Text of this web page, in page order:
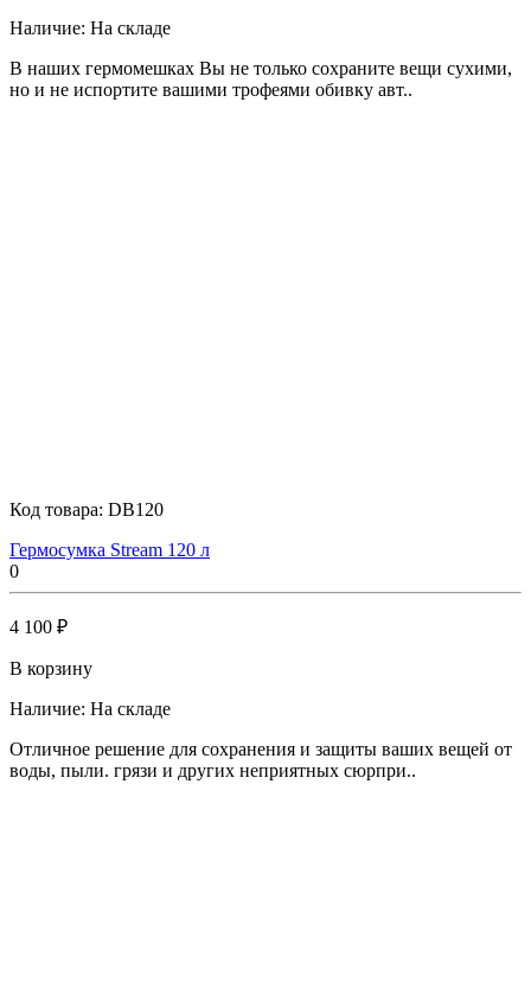
Наличие: На складе
В наших гермомешках Вы не только сохраните вещи сухими,
но и не испортите вашими трофеями обивку авт..
Код товара: DB120
Гермосумка Stream 120 л
0
4 100 ₽
В корзину
Наличие: На складе
Отличное решение для сохранения и защиты ваших вещей от
воды, пыли. грязи и других неприятных сюрпри..